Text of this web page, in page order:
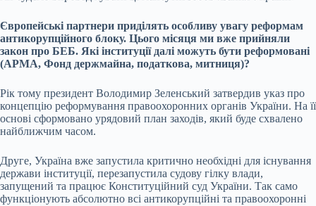
Європейські партнери приділять особливу увагу реформам
антикорупційного блоку. Цього місяця ми вже прийняли
закон про БЕБ. Які інституції далі можуть бути реформовані
(АРМА, Фонд держмайна, податкова, митниця)?
Рік тому президент Володимир Зеленський затвердив указ про
концепцію реформування правоохоронних органів України. На її
основі сформовано урядовий план заходів, який буде схвалено
найближчим часом.
Друге, Україна вже запустила критично необхідні для існування
держави інституції, перезапустила судову гілку влади,
запущений та працює Конституційний суд України. Так само
функціонують абсолютно всі антикорупційні та правоохоронні